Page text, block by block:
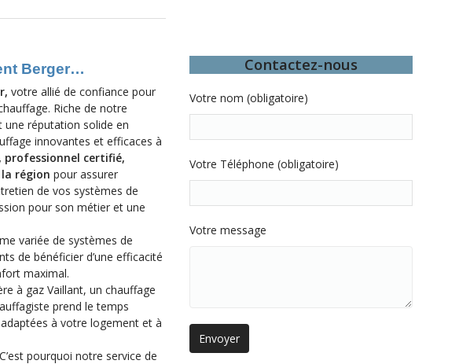
Berger…
votre allié de confiance pour
Riche de notre
une réputation solide en
innovantes et efficaces à
certifié,
région pour assurer
de vos systèmes de
pour son métier et une
variée de systèmes de
de bénéficier d’une efficacité
maximal.
à gaz Vaillant, un chauffage
prend le temps
à votre logement et à
pourquoi notre service de
Contactez-nous
Votre nom (obligatoire)
Votre Téléphone (obligatoire)
Votre message